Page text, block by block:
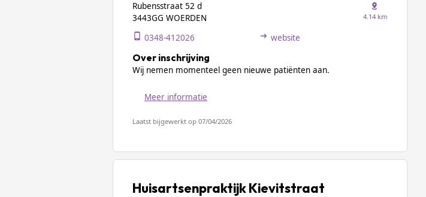
Rubensstraat 52 d
3443GG WOERDEN
4.14 km
0348-412026 website
Over inschrijving
Wij nemen momenteel geen nieuwe patiënten aan.
Meer informatie
Laatst bijgewerkt op 07/04/2026
Huisartsenpraktijk Kievitstraat